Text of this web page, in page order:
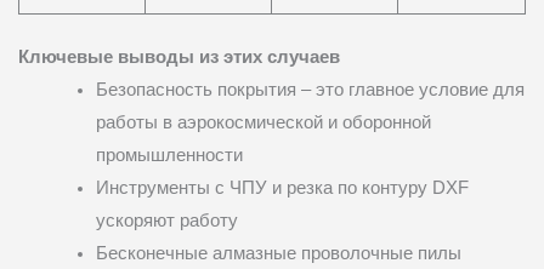
Ключевые выводы из этих случаев
Безопасность покрытия – это главное условие для
работы в аэрокосмической и оборонной
промышленности
Инструменты с ЧПУ и резка по контуру DXF
ускоряют работу
Бесконечные алмазные проволочные пилы